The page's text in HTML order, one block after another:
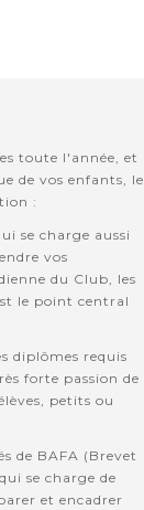
toute l'année, et
de vos enfants, le
:
se charge aussi
vos
du Club, les
le point central
diplômes requis
forte passion de
petits ou
de BAFA (Brevet
se charge de
et encadrer